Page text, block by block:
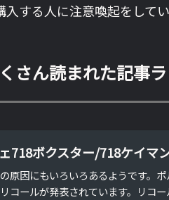
する人に注意喚起をして
さん読まれた記事
718ボクスター/718ケイマ
原因にもいろいろあるようです。
コールが発表されています。リコ